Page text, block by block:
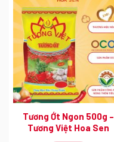
Tương Ớt Ngon 500g –
Tương Việt Hoa Sen